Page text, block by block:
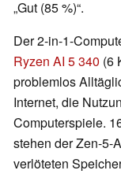
„Gut (85 %)“.
Der 2-in-1-
Ryzen AI 5 340 (6
problemlos
Internet, die
Computerspiele.
stehen der Zen-5-
verlöteten